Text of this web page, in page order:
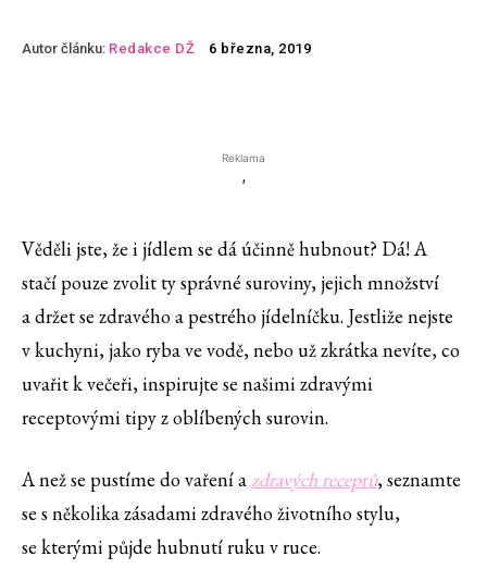
Autor článku: Redakce DŽ 6 března, 2019
Reklama
'
Věděli jste, že i jídlem se dá účinně hubnout? Dá! A
stačí pouze zvolit ty správné suroviny, jejich množství
a držet se zdravého a pestrého jídelníčku. Jestliže nejste
v kuchyni, jako ryba ve vodě, nebo už zkrátka nevíte, co
uvařit k večeři, inspirujte se našimi zdravými
receptovými tipy z oblíbených surovin.
A než se pustíme do vaření azdravých receptů, seznamte
se s několika zásadami zdravého životního stylu,
se kterými půjde hubnutí ruku v ruce.